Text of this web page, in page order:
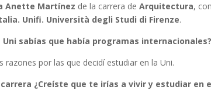
Anette Martínez de la carrera deArquitectura,
Unifi. Università degli Studi di Firenze.
sabías que había programas internacionales?
razones por las que decidí estudiar en la Uni.
¿Creíste que te irías a vivir y estudiar en